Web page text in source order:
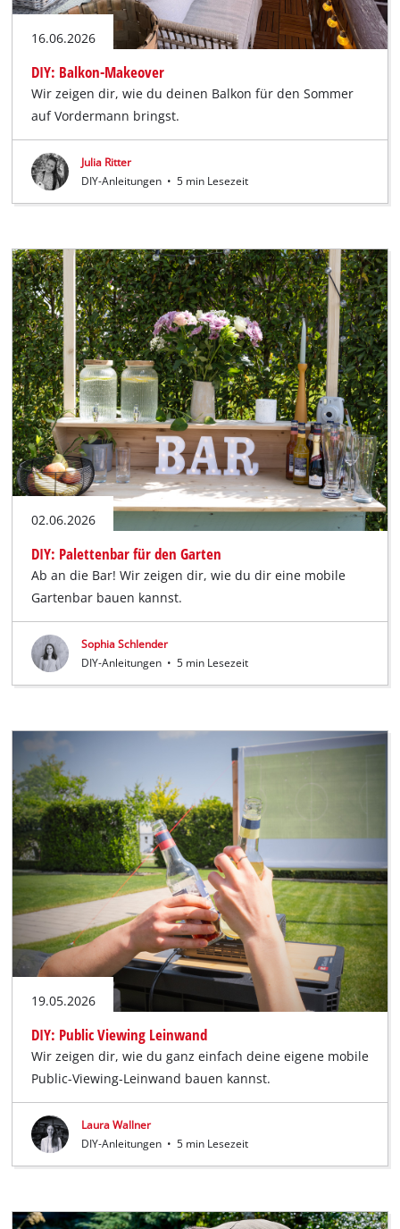
16.06.2026
DIY: Balkon-Makeover
Wir zeigen dir, wie du deinen Balkon für den Sommer
auf Vordermann bringst.
Julia Ritter
DIY-Anleitungen • 5 min Lesezeit
02.06.2026
DIY: Palettenbar für den Garten
Ab an die Bar! Wir zeigen dir, wie du dir eine mobile
Gartenbar bauen kannst.
Sophia Schlender
DIY-Anleitungen • 5 min Lesezeit
19.05.2026
DIY: Public Viewing Leinwand
Wir zeigen dir, wie du ganz einfach deine eigene mobile
Public-Viewing-Leinwand bauen kannst.
Laura Wallner
DIY-Anleitungen • 5 min Lesezeit